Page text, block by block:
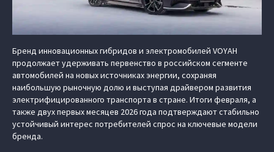
Бренд инновационных гибридов и электромобилей VOYAH
продолжает удерживать первенство в российском сегменте
автомобилей на новых источниках энергии, сохраняя
наибольшую рыночную долю и выступая драйвером развития
электрифицированного транспорта в стране. Итоги февраля, а
также двух первых месяцев 2026 года подтверждают стабильно
устойчивый интерес потребителей спрос на ключевые модели
бренда.